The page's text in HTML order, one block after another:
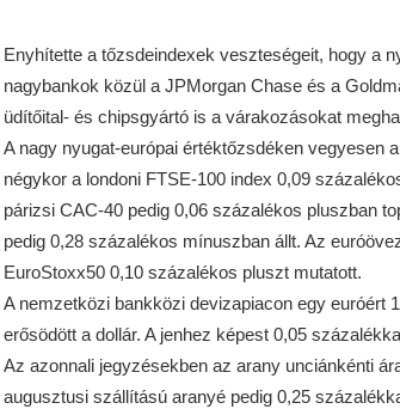
Enyhítette a tőzsdeindexek veszteségeit, hogy a
nagybankok közül a JPMorgan Chase és a
üdítőital- és chipsgyártó is a várakozásokat
A nagy nyugat-európai értéktőzsdéken vegyesen
négykor a londoni FTSE-100 index 0,09
párizsi CAC-40 pedig 0,06 százalékos pluszban
pedig 0,28 százalékos mínuszban állt. Az
EuroStoxx50 0,10 százalékos pluszt mutatott.
A nemzetközi bankközi devizapiacon egy euróért
erősödött a dollár. A jenhez képest 0,05
Az azonnali jegyzésekben az arany unciánkénti
augusztusi szállítású aranyé pedig 0,25